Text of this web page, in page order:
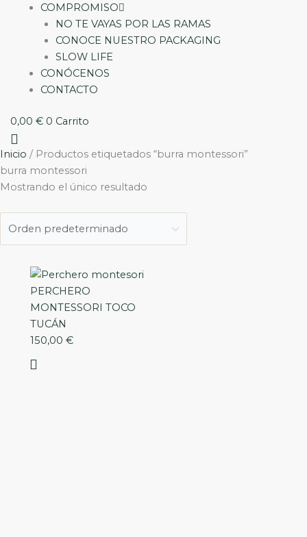
COMPROMISO
NO TE VAYAS POR LAS RAMAS
CONOCE NUESTRO PACKAGING
SLOW LIFE
CONÓCENOS
CONTACTO
0,00 € 0 Carrito
Inicio / Productos etiquetados “burra montessori”
burra montessori
Mostrando el único resultado
PERCHERO
MONTESSORI TOCO
TUCÁN
150,00 €